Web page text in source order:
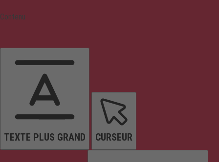
Contenu
TEXTE PLUS GRAND CURSEUR